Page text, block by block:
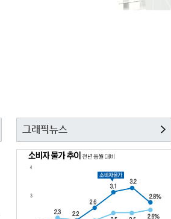
그래픽뉴스